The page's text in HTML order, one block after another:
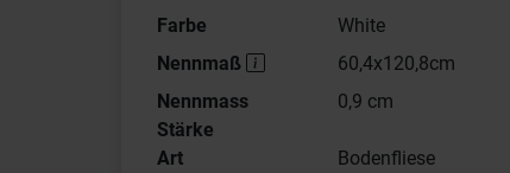
Farbe
White
Nennmaß
60,4x120,8cm
Nennmass
Stärke
0,9 cm
Art
Bodenfliese